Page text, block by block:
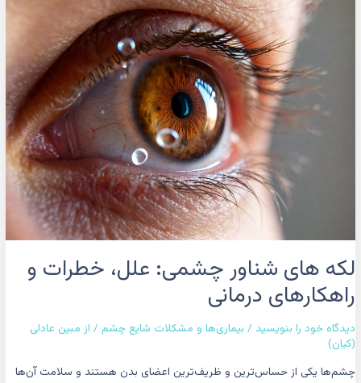
لکه های شناور چشمی: علل، خطرات و
راهکارهای درمانی
دیدگاه‌ خود را بنویسید / بیماری‌ها و مشکلات شایع چشم / از مبین عادلی
(کیان)
چشم‌ها یکی از حساس‌ترین و ظریف‌ترین اعضای بدن هستند و سلامت آن‌ها